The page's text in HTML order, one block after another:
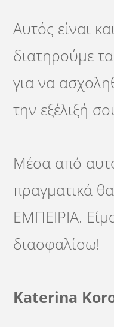
Αυτός είναι
διατηρούμε
για να
την εξέλιξή
Μέσα από
πραγματικά
ΕΜΠΕΙΡΙΑ.
διασφαλίσω!
Katerina